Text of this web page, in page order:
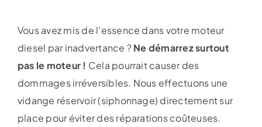
Vous avez mis de l’essence dans votre moteur
diesel par inadvertance ?Ne démarrez surtout
pas le moteur ! Cela pourrait causer des
dommages irréversibles. Nous effectuons une
vidange réservoir (siphonnage) directement sur
place pour éviter des réparations coûteuses.